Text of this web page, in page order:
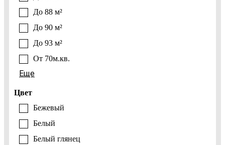
До 88 м²
До 90 м²
До 93 м²
От 70м.кв.
Еще
Цвет
Бежевый
Белый
Белый глянец